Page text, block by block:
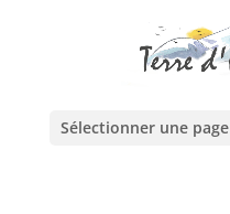
Sélectionner une page